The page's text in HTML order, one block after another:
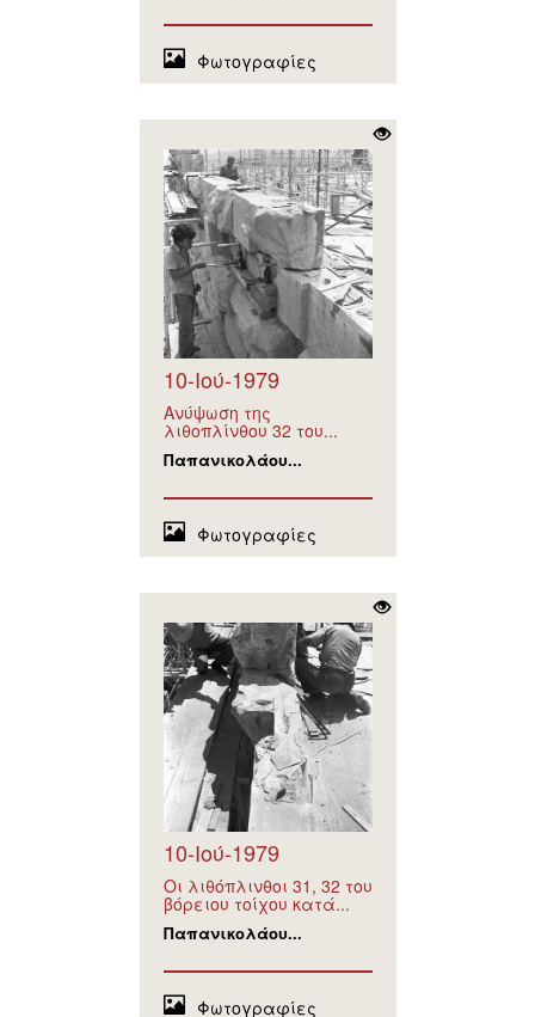
Φωτογραφίες
10-Ιού-1979
Ανύψωση της
λιθοπλίνθου 32 του...
Παπανικολάου...
Φωτογραφίες
10-Ιού-1979
Οι λιθόπλινθοι 31, 32 του
βόρειου τοίχου κατά...
Παπανικολάου...
Φωτογραφίες